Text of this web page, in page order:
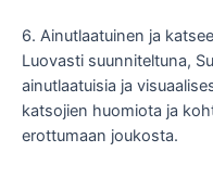
6. Ainutlaatuinen ja
Luovasti suunniteltuna,
ainutlaatuisia ja
katsojien huomiota ja
erottumaan joukosta.